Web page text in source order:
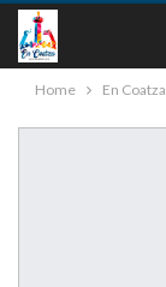
Home En Coatza